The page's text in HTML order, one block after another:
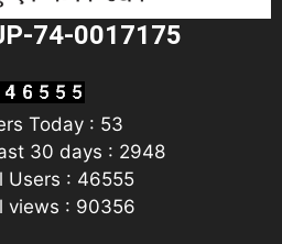
74-0017175
Today : 53
30 days : 2948
Users : 46555
views : 90356